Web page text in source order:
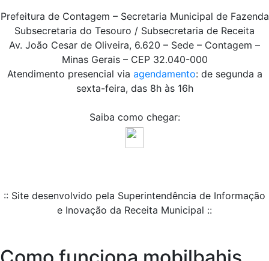
Prefeitura de Contagem – Secretaria Municipal de Fazenda
Subsecretaria do Tesouro / Subsecretaria de Receita
Av. João Cesar de Oliveira, 6.620 – Sede – Contagem –
Minas Gerais – CEP 32.040-000
Atendimento presencial via agendamento: de segunda a
sexta-feira, das 8h às 16h
Saiba como chegar:
:: Site desenvolvido pela Superintendência de Informação
e Inovação da Receita Municipal ::